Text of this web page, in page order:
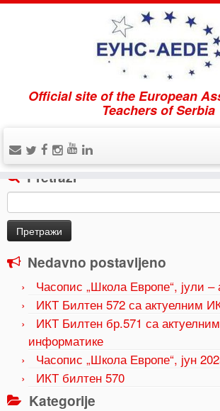
Official site of the European
Teachers of Serbia
Home » Закон о изменама и
основама система образовања и
vaspitanja
Pretraži
Претрага
за:
Nedavno postavljeno
Часопис „Школа Европе“, јули –
ИКТ Билтен 572 са актуелним
ИКТ Билтен бр.571 са
информатике
Часопис „Школа Европе“, јун
ИКТ билтен 570
Kategorije